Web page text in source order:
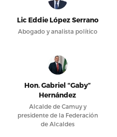
Lic Eddie López Serrano
Abogado y analista político
Hon. Gabriel “Gaby”
Hernández
Alcalde de Camuy y
presidente de la Federación
de Alcaldes